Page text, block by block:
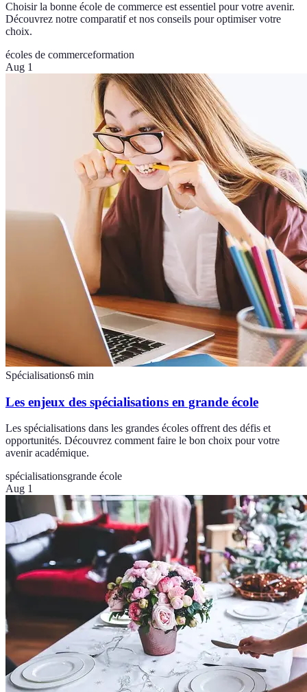
Choisir la bonne école de commerce est essentiel pour votre avenir.
Découvrez notre comparatif et nos conseils pour optimiser votre
choix.
écoles de commerceformation
Aug 1
Spécialisations6 min
Les enjeux des spécialisations en grande école
Les spécialisations dans les grandes écoles offrent des défis et
opportunités. Découvrez comment faire le bon choix pour votre
avenir académique.
spécialisationsgrande école
Aug 1